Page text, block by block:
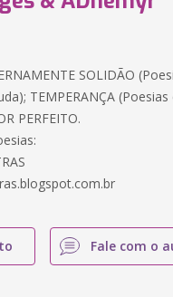
SOLIDÃO
TEMPERANÇA (Poesias
PERFEITO.
Fale com o